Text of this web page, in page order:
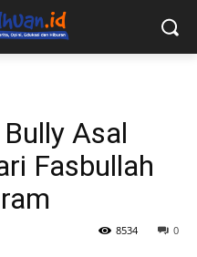
Asal
Fasbullah
0
8534